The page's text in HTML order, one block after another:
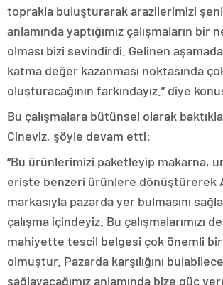
toprakla buluşturarak arazilerimizi
anlamında yaptığımız çalışmaların bir
olması bizi sevindirdi. Gelinen
katma değer kazanması noktasında
oluşturacağının farkındayız.” diye
Bu çalışmalara bütünsel olarak
Cineviz, şöyle devam etti:
“Bu ürünlerimizi paketleyip makarna,
erişte benzeri ürünlere dönüştürerek
markasıyla pazarda yer bulmasını
çalışma içindeyiz. Bu çalışmalarımızı
mahiyette tescil belgesi çok önemli
olmuştur. Pazarda karşılığını
sağlayacağımız anlamında bize güç